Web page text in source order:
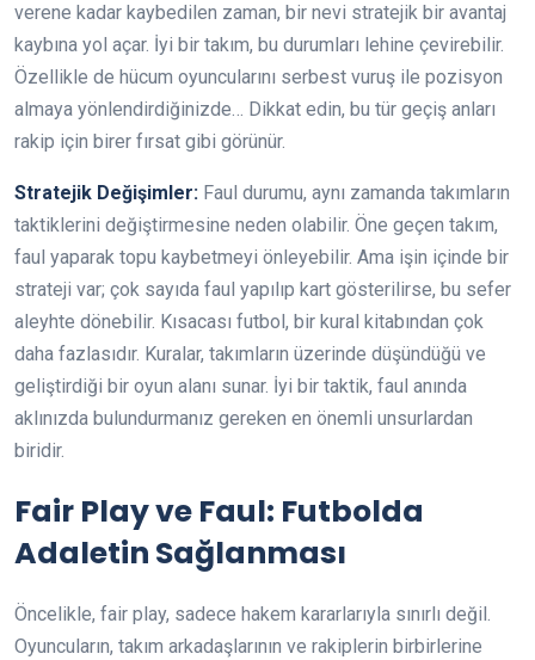
verene kadar kaybedilen zaman, bir nevi stratejik bir avantaj
kaybına yol açar. İyi bir takım, bu durumları lehine çevirebilir.
Özellikle de hücum oyuncularını serbest vuruş ile pozisyon
almaya yönlendirdiğinizde… Dikkat edin, bu tür geçiş anları
rakip için birer fırsat gibi görünür.
Stratejik Değişimler: Faul durumu, aynı zamanda takımların
taktiklerini değiştirmesine neden olabilir. Öne geçen takım,
faul yaparak topu kaybetmeyi önleyebilir. Ama işin içinde bir
strateji var; çok sayıda faul yapılıp kart gösterilirse, bu sefer
aleyhte dönebilir. Kısacası futbol, bir kural kitabından çok
daha fazlasıdır. Kuralar, takımların üzerinde düşündüğü ve
geliştirdiği bir oyun alanı sunar. İyi bir taktik, faul anında
aklınızda bulundurmanız gereken en önemli unsurlardan
biridir.
Fair Play ve Faul: Futbolda
Adaletin Sağlanması
Öncelikle, fair play, sadece hakem kararlarıyla sınırlı değil.
Oyuncuların, takım arkadaşlarının ve rakiplerin birbirlerine